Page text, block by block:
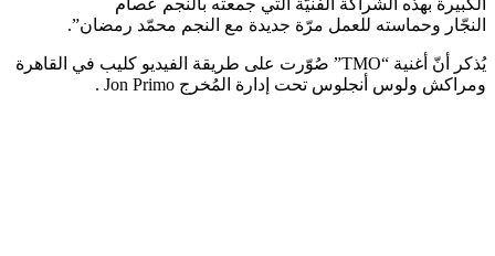
الكبيرة بهذه الشراكة الفنيّة التي جمعته بالنجم عصام
النجّار وحماسته للعمل مرّة جديدة مع النجم محمّد رمضان”.
يُذكر أنّ أغنية “TMO” صُوّرت على طريقة الفيديو كليب في القاهرة
ومراكش ولوس أنجلوس تحت إدارة المُخرج Jon Primo .